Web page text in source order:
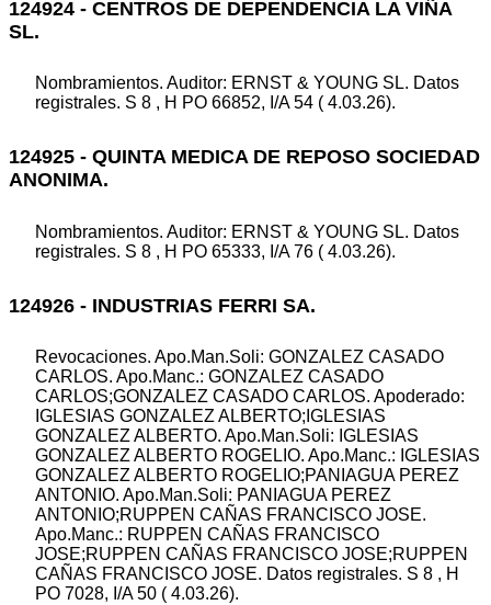
124924 - CENTROS DE DEPENDENCIA LA VIÑA
SL.
Nombramientos. Auditor: ERNST & YOUNG SL. Datos
registrales. S 8 , H PO 66852, I/A 54 ( 4.03.26).
124925 - QUINTA MEDICA DE REPOSO SOCIEDAD
ANONIMA.
Nombramientos. Auditor: ERNST & YOUNG SL. Datos
registrales. S 8 , H PO 65333, I/A 76 ( 4.03.26).
124926 - INDUSTRIAS FERRI SA.
Revocaciones. Apo.Man.Soli: GONZALEZ CASADO
CARLOS. Apo.Manc.: GONZALEZ CASADO
CARLOS;GONZALEZ CASADO CARLOS. Apoderado:
IGLESIAS GONZALEZ ALBERTO;IGLESIAS
GONZALEZ ALBERTO. Apo.Man.Soli: IGLESIAS
GONZALEZ ALBERTO ROGELIO. Apo.Manc.: IGLESIAS
GONZALEZ ALBERTO ROGELIO;PANIAGUA PEREZ
ANTONIO. Apo.Man.Soli: PANIAGUA PEREZ
ANTONIO;RUPPEN CAÑAS FRANCISCO JOSE.
Apo.Manc.: RUPPEN CAÑAS FRANCISCO
JOSE;RUPPEN CAÑAS FRANCISCO JOSE;RUPPEN
CAÑAS FRANCISCO JOSE. Datos registrales. S 8 , H
PO 7028, I/A 50 ( 4.03.26).